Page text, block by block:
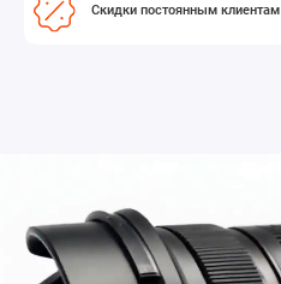
Скидки постоянным клиентам